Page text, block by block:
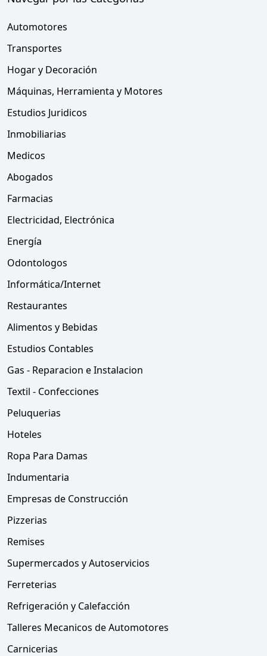
Automotores
Transportes
Hogar y Decoración
Máquinas, Herramienta y Motores
Estudios Juridicos
Inmobiliarias
Medicos
Abogados
Farmacias
Electricidad, Electrónica
Energía
Odontologos
Informática/Internet
Restaurantes
Alimentos y Bebidas
Estudios Contables
Gas - Reparacion e Instalacion
Textil - Confecciones
Peluquerias
Hoteles
Ropa Para Damas
Indumentaria
Empresas de Construcción
Pizzerias
Remises
Supermercados y Autoservicios
Ferreterias
Refrigeración y Calefacción
Talleres Mecanicos de Automotores
Carnicerias